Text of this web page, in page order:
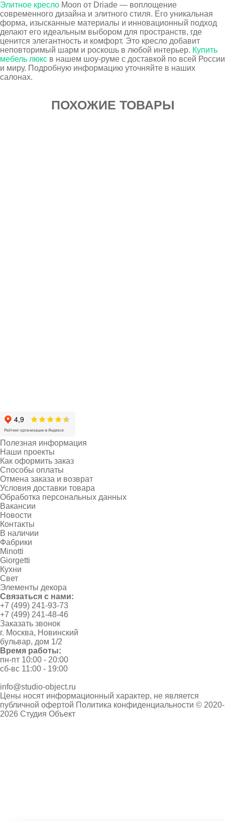
Элитное кресло Moon от Driade — воплощение
современного дизайна и элитного стиля. Его уникальная
форма, изысканные материалы и инновационный подход
делают его идеальным выбором для пространств, где
ценится элегантность и комфорт. Это кресло добавит
неповторимый шарм и роскошь в любой интерьер. Купить
мебель люкс в нашем шоу-руме с доставкой по всей России
и миру. Подробную информацию уточняйте в наших
салонах.
ПОХОЖИЕ ТОВАРЫ
Полезная информация
Наши проекты
Как оформить заказ
Способы оплаты
Отмена заказа и возврат
Условия доставки товара
Обработка персональных данных
Вакансии
Новости
Контакты
В наличии
Фабрики
Minotti
Giorgetti
Кухни
Свет
Элементы декора
Связаться с нами:
+7 (499) 241-93-73
+7 (499) 241-48-46
Заказать звонок
г. Москва, Новинский
бульвар, дом 1/2
Время работы:
пн-пт 10:00 - 20:00
сб-вс 11:00 - 19:00
info@studio-object.ru
Цены носят информационный характер, не является
публичной офертой Политика конфиденциальности © 2020-
2026 Студия Объект